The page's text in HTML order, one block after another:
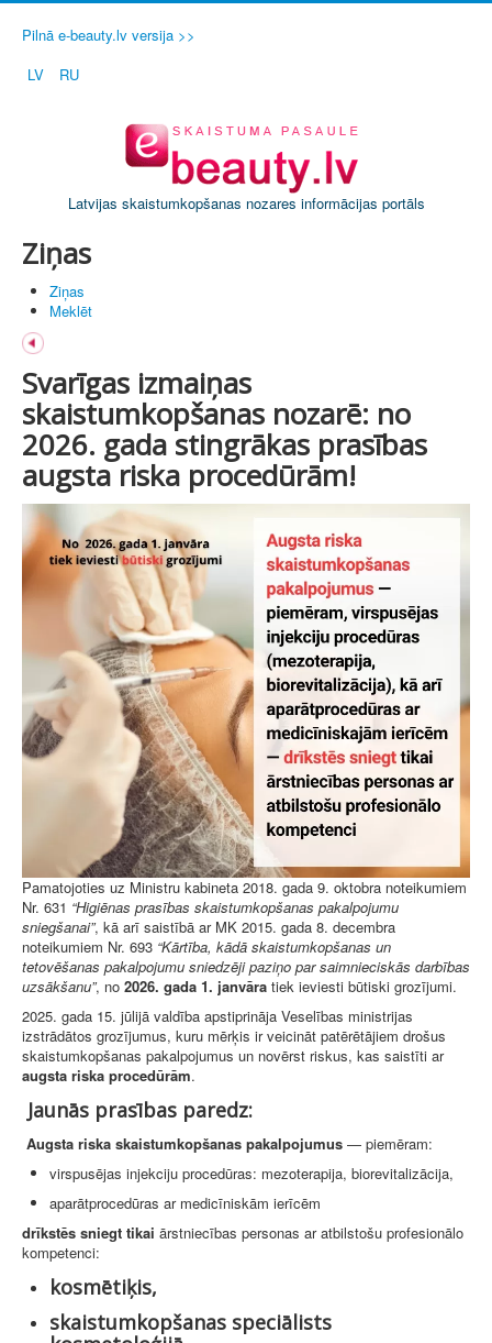
Pilnā e-beauty.lv versija >>
LV
RU
Latvijas skaistumkopšanas nozares informācijas portāls
Ziņas
Ziņas
Meklēt
Svarīgas izmaiņas
skaistumkopšanas nozarē: no
2026. gada stingrākas prasības
augsta riska procedūrām!
Pamatojoties uz Ministru kabineta 2018. gada 9. oktobra noteikumiem
Nr. 631 “Higiēnas prasības skaistumkopšanas pakalpojumu
sniegšanai”, kā arī saistībā ar MK 2015. gada 8. decembra
noteikumiem Nr. 693 “Kārtība, kādā skaistumkopšanas un
tetovēšanas pakalpojumu sniedzēji paziņo par saimnieciskās darbības
uzsākšanu”, no 2026. gada 1. janvāra tiek ieviesti būtiski grozījumi.
2025. gada 15. jūlijā valdība apstiprināja Veselības ministrijas
izstrādātos grozījumus, kuru mērķis ir veicināt patērētājiem drošus
skaistumkopšanas pakalpojumus un novērst riskus, kas saistīti ar
augsta riska procedūrām.
Jaunās prasības paredz:
Augsta riska skaistumkopšanas pakalpojumus — piemēram:
virspusējas injekciju procedūras: mezoterapija, biorevitalizācija,
aparātprocedūras ar medicīniskām ierīcēm
drīkstēs sniegt tikai ārstniecības personas ar atbilstošu profesionālo
kompetenci:
kosmētiķis,
skaistumkopšanas speciālists